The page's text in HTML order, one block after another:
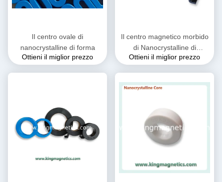
Il centro ovale di
nanocrystalline di forma
Ottieni il miglior prezzo
Il centro magnetico morbido
di Nanocrystalline di
induzione residua bassa
Ottieni il miglior prezzo